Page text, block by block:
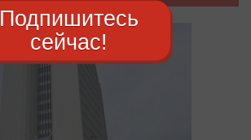
Подпишитесь
сейчас!